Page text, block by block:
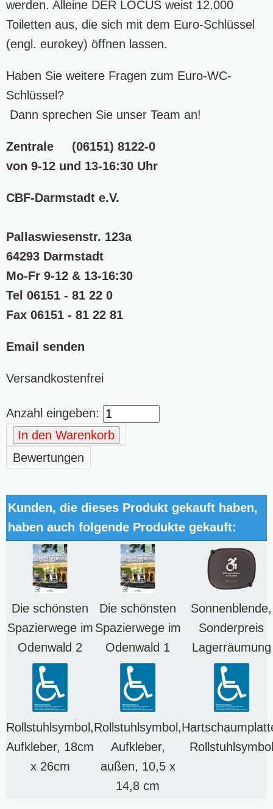
werden. Alleine DER LOCUS weist 12.000
Toiletten aus, die sich mit dem Euro-Schlüssel
(engl. eurokey) öffnen lassen.
Haben Sie weitere Fragen zum Euro-WC-
Schlüssel?
Dann sprechen Sie unser Team an!
Zentrale (06151) 8122-0
von 9-12 und 13-16:30 Uhr
CBF-Darmstadt e.V.
Pallaswiesenstr. 123a
64293 Darmstadt
Mo-Fr 9-12 & 13-16:30
Tel 06151 - 81 22 0
Fax 06151 - 81 22 81
Email senden
Versandkostenfrei
Anzahl eingeben:
In den Warenkorb
Bewertungen
Kunden, die dieses Produkt gekauft haben,
haben auch folgende Produkte gekauft:
Die schönsten
Spazierwege im
Odenwald 2
Die schönsten
Spazierwege im
Odenwald 1
Sonnenblende,
Sonderpreis
Lagerräumung
Rollstuhlsymbol,
Aufkleber, 18cm
x 26cm
Rollstuhlsymbol,
Aufkleber,
außen, 10,5 x
14,8 cm
Rollstuhlsymbol